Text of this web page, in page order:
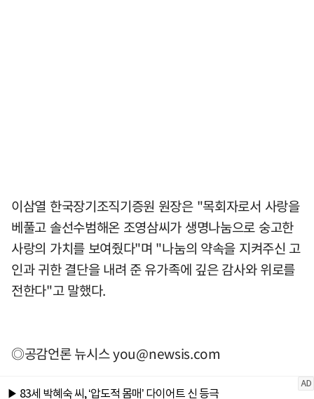
이삼열 한국장기조직기증원 원장은 "목회자로서 사랑을
베풀고 솔선수범해온 조영삼씨가 생명나눔으로 숭고한
사랑의 가치를 보여줬다"며 "나눔의 약속을 지켜주신 고
인과 귀한 결단을 내려 준 유가족에 깊은 감사와 위로를
전한다"고 말했다.
◎공감언론 뉴시스you@newsis.com